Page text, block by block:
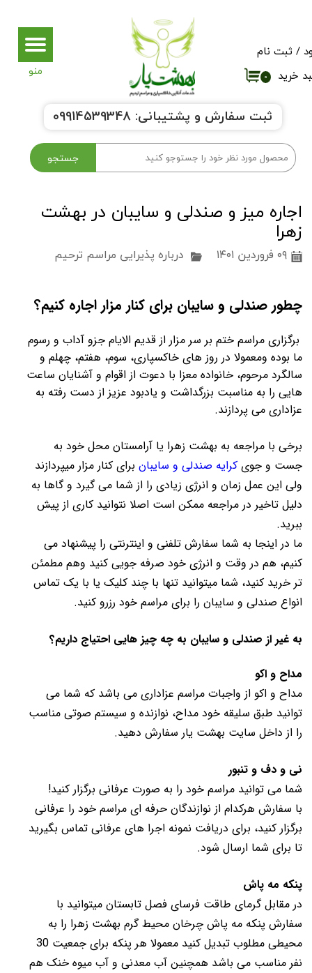
جستجو
۰ خرید
/ ثبت نام
تغییر گذر واژه
خروج از حساب کاربری
ثبت سفارش و پشتیبانی: 09914539348
اجاره میز و صندلی و سایبان در بهشت
زهرا
۰۹ فروردین ۱۴۰۱ درباره پذیرایی مراسم ترحیم
چطور صندلی و سایبان برای کنار مزار اجاره کنیم؟
برگزاری مراسم ختم بر سر مزار از قدیم الایام جزو آداب و رسوم
ما بوده ومعمولا در روز های خاکسپاری، سوم، هفتم، چهلم و
سالگرد مرحوم، خانواده معزا با دعوت از اقوام و آشنایان ساعت
هایی را به مناسبت بزرگداشت و یادبود عزیز از دست رفته به
عزاداری می پردازند.
برخی با مراجعه به بهشت زهرا یا آرامستان محل خود به
جست و جوی کرایه صندلی و سایبانبرای کنار مزار میپردازند
ولی این عمل زمان و انرژی زیادی را از شما می گیرد و گاها به
دلیل تاخیر در مراجعه ممکن است اصلا نتوانید کاری از پیش
ببرید.
ما در اینجا به شما سفارش تلفنی و اینترنتی را پیشنهاد می
کنیم، هم در وقت و انرژی خود صرفه جویی کنید وهم مطمئن
تر خرید کنید، شما میتوانید تنها با چند کلیک یا با یک تماس
انواع صندلی و سایبان را برای مراسم خود رزرو کنید.
به غیر از صندلی و سایبان به چه چیز هایی احتیاج داریم؟
مداح و اکو
مداح و اکو از واجبات مراسم عزاداری می باشد که شما می
توانید طبق سلیقه خود مداح، نوازنده و سیستم صوتی مناسب
را از داخل سایت بهشت یار سفارش دهید.
نی و دف و تنبور
شما می توانید مراسم خود را به صورت عرفانی برگزار کنید!
با سفارش هرکدام از نوازندگان حرفه ای مراسم خود را عرفانی
برگزار کنید، برای دریافت نمونه اجرا های عرفانی تماس بگیرید
تا برای شما ارسال شود.
پنکه مه پاش
در مقابل گرمای طاقت فرسای فصل تابستان میتوانید با
سفارش پنکه مه پاش چرخان محیط گرم بهشت زهرا را به
محیطی مطلوب تبدیل کنید معمولا هر پنکه برای جمعیت 30
نفر مناسب می باشد همچنین آب معدنی و آب میوه خنک هم